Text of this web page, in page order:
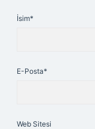
İsim*
E-Posta*
Web Sitesi